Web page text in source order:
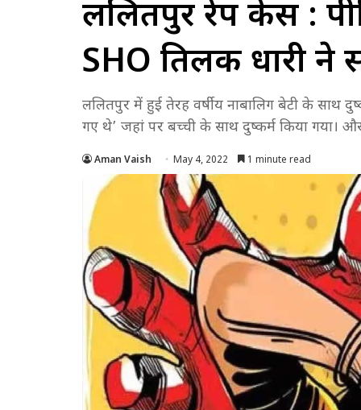
ललितपुर रेप केस :
SHO तिलक धारी ने
ललितपुर में हुई तेरह वर्षीय नाबालिग बेटी के
गए थे’ जहां पर बच्ची के साथ दुष्कर्म किया गया।
Aman Vaish May 4, 2022 1 minute read